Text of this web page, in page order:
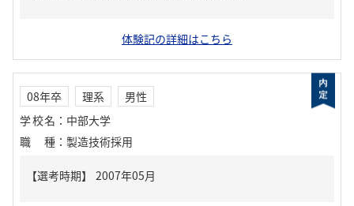
体験記の詳細はこちら
08年卒 理系
男性
学校名 ： 中部大学
職種 ： 製造技術採用